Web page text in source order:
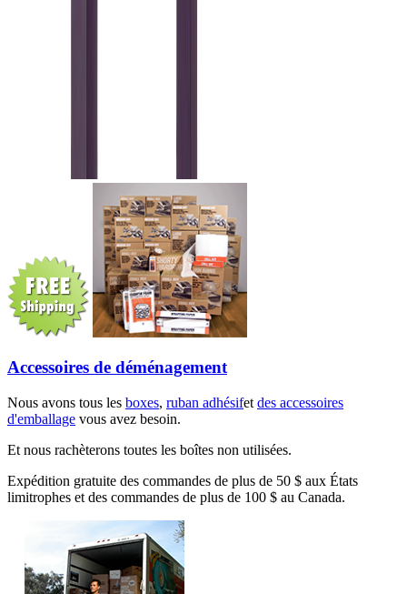
Accessoires de déménagement
Nous avons tous les boxes, ruban adhésifet des accessoires
d'emballage vous avez besoin.
Et nous rachèterons toutes les boîtes non utilisées.
Expédition gratuite des commandes de plus de 50 $ aux États
limitrophes et des commandes de plus de 100 $ au Canada.